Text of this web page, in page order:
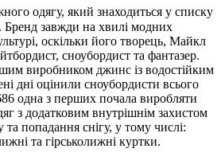
одягу, який знаходиться у списку
Бренд завжди на хвилі модних
оскільки його творець, Майкл
сноубордист та фантазер.
виробником джинс із водостійким
дні оцінили сноубордисти всього
одна з перших почала виробляти
з додатковим внутрішнім захистом
попадання снігу, у тому числі:
та гірськолижні куртки.